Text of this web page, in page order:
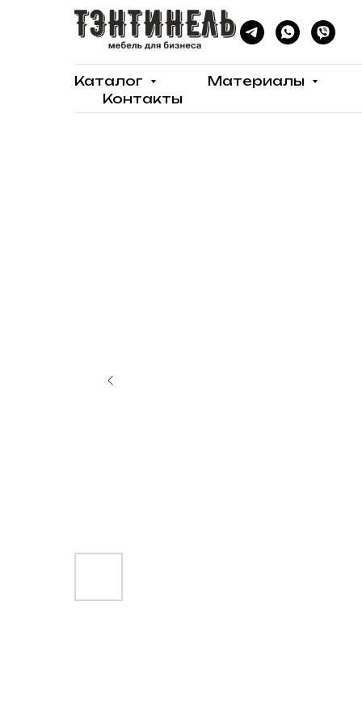
Каталог
Материалы
Контакты